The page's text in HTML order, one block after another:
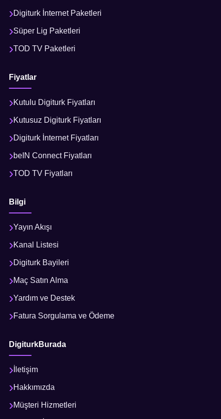
Digiturk İnternet Paketleri
Süper Lig Paketleri
TOD TV Paketleri
Fiyatlar
Kutulu Digiturk Fiyatları
Kutusuz Digiturk Fiyatları
Digiturk İnternet Fiyatları
beIN Connect Fiyatları
TOD TV Fiyatları
Bilgi
Yayın Akışı
Kanal Listesi
Digiturk Bayileri
Maç Satın Alma
Yardım ve Destek
Fatura Sorgulama ve Ödeme
DigiturkBurada
İletişim
Hakkımızda
Müşteri Hizmetleri